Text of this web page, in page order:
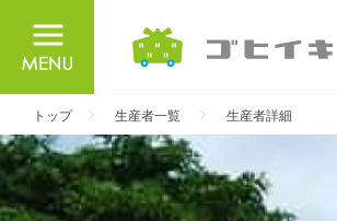
トップ 生産者一覧 生産者詳細